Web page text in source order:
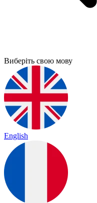
Виберіть свою мову
English